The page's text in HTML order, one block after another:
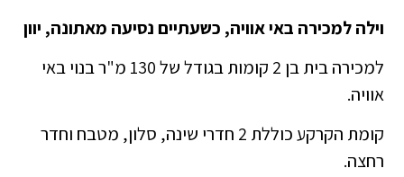
וילה למכירה באי אוויה, כשעתיים נסיעה מאתונה, יוון
למכירה בית בן 2 קומות בגודל של 130 מ"ר בנוי באי
אוויה.
קומת הקרקע כוללת 2 חדרי שינה, סלון, מטבח וחדר
רחצה.